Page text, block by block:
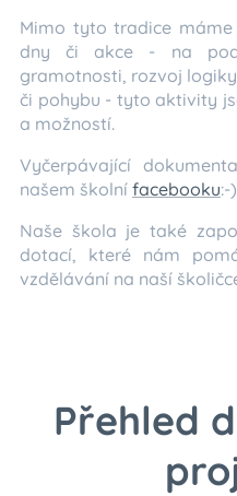
Mimo tyto tradice
dny či akce - na
gramotnosti, rozvoj
či pohybu - tyto aktivity
a možností.
Vyčerpávající
našem školní facebooku:-)
Naše škola je také
dotací, které nám
vzdělávání na naší
Přehled